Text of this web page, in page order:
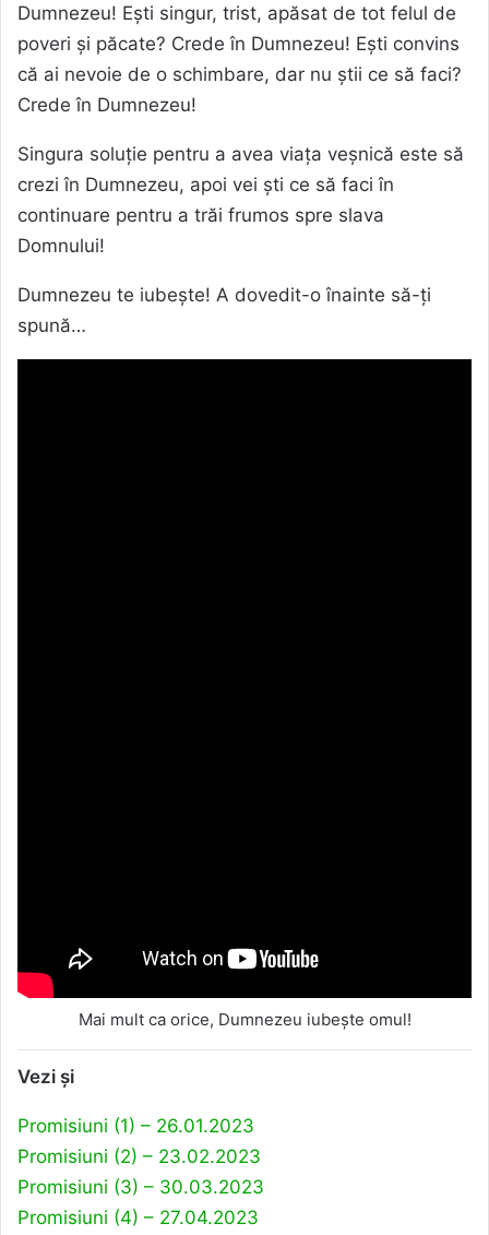
Dumnezeu! Ești singur, trist, apăsat de tot felul de
poveri și păcate? Crede în Dumnezeu! Ești convins
că ai nevoie de o schimbare, dar nu știi ce să faci?
Crede în Dumnezeu!
Singura soluție pentru a avea viața veșnică este să
crezi în Dumnezeu, apoi vei ști ce să faci în
continuare pentru a trăi frumos spre slava
Domnului!
Dumnezeu te iubește! A dovedit-o înainte să-ți
spună…
Mai mult ca orice, Dumnezeu iubește omul!
Vezi și
Promisiuni (1) – 26.01.2023
Promisiuni (2) – 23.02.2023
Promisiuni (3) – 30.03.2023
Promisiuni (4) – 27.04.2023